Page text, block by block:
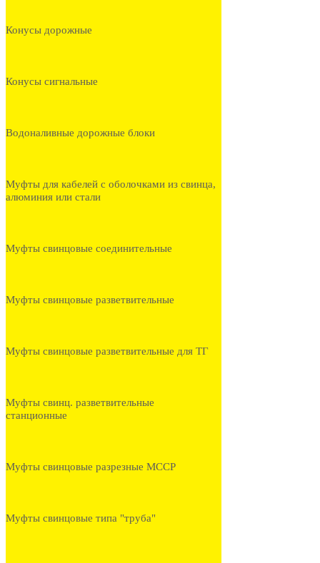
Конусы дорожные
Конусы сигнальные
Водоналивные дорожные блоки
Муфты для кабелей с оболочками из свинца,
алюминия или стали
Муфты свинцовые соединительные
Муфты свинцовые разветвительные
Муфты свинцовые разветвительные для ТГ
Муфты свинц. разветвительные
станционные
Муфты свинцовые разрезные МССР
Муфты свинцовые типа "труба"